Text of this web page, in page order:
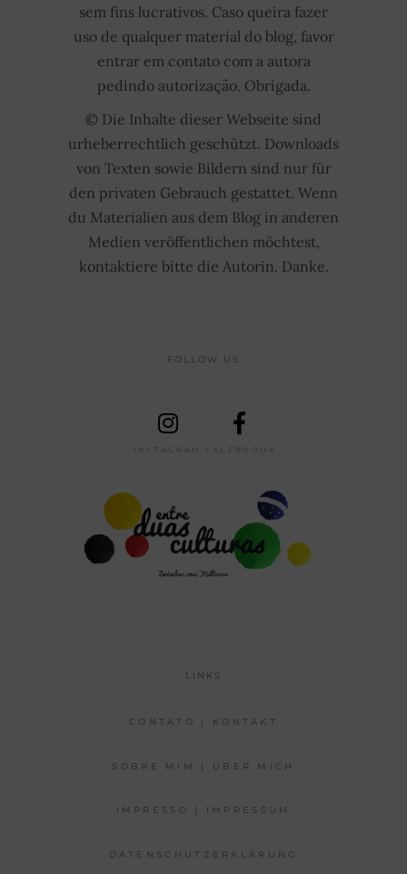
sem fins lucrativos. Caso queira fazer
uso de qualquer material do blog, favor
entrar em contato com a autora
pedindo autorização. Obrigada.
© Die Inhalte dieser Webseite sind
urheberrechtlich geschützt. Downloads
von Texten sowie Bildern sind nur für
den privaten Gebrauch gestattet. Wenn
du Materialien aus dem Blog in anderen
Medien veröffentlichen möchtest,
kontaktiere bitte die Autorin. Danke.
FOLLOW US
INSTAGRAM FACEBOOOK
LINKS
CONTATO | KONTAKT
SOBRE MIM | ÜBER MICH
IMPRESSO | IMPRESSUM
DATENSCHUTZERKLÄRUNG